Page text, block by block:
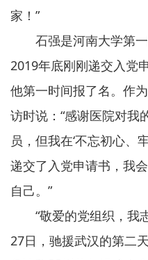
家！”
石强是河南大学第一
2019年底刚刚递交入党
他第一时间报了名。作
访时说：“感谢医院对我
员，但我在‘不忘初心、
递交了入党申请书，我
自己。”
“敬爱的党组织，我
27日，驰援武汉的第二